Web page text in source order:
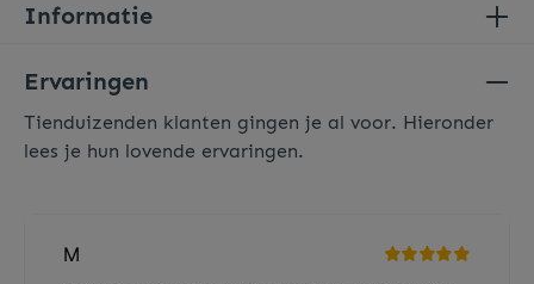
Ervaringen
Tienduizenden klanten gingen je al voor. Hieronder
lees je hun lovende ervaringen.
Informatie